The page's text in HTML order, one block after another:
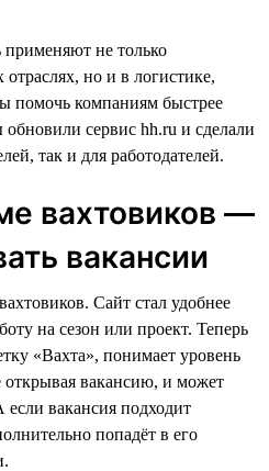
применяют не только
отраслях, но и в логистике,
помочь компаниям быстрее
сервис hh.ru и сделали
так и для работодателей.
вахтовиков —
вакансии
Сайт стал удобнее
на сезон или проект. Теперь
«Вахта», понимает уровень
открывая вакансию, и может
вакансия подходит
попадёт в его